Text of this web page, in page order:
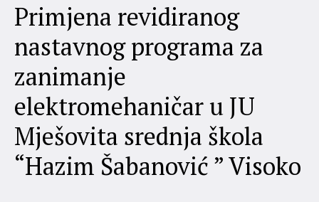
Primjena revidiranog
nastavnog programa za
zanimanje
elektromehaničar u JU
Mješovita srednja škola
“Hazim Šabanović ” Visoko